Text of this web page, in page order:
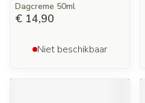
Dagcreme 50ml
€ 14,90
Niet beschikbaar